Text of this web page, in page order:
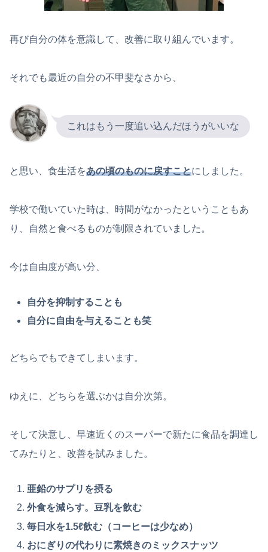
再び自分の体を意識して、改善に取り組んでいます。
それでも最近の自分の不甲斐なさから、
これはもう一度追い込んだほうがいいな
と思い、食生活をあの頃のものに戻すことにしました。
学校で働いていた時は、時間がなかったということもあ
り、自然と食べるものが制限されていました。
今は自由度が高い分、
自分を抑制することも
自分に自由を与えることも笑
どちらでもできてしまいます。
ゆえに、どちらを選ぶかは自分次第。
そして決意し、早速近くのスーパーで新たに食品を調達し
てみたりと、改善を試みました。
亜鉛のサプリを摂る
外食を減らす。豆乳を飲む
毎日水を1.5ℓ飲む（コーヒーは少なめ）
おにぎりの代わりに素焼きのミックスナッツ